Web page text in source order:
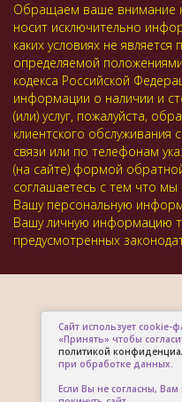
Обращаем ваше внимание
носит исключительно
каких условиях не
определяемой
кодекса Российской
информации о наличии и
(или) услуг, пожалуйста,
клиентского
связи или по телефонам
(на сайте) формой
соглашаетесь с тем что мы
Вашу персональную
Вашу личную информацию
предусмотренных
Сайт использует cookie-
«Принять» чтобы
политикой
при обработке данных.
Если Вы не согласны,